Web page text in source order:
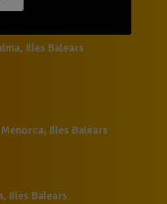
Illes Balears
Illes Balears
Illes Balears